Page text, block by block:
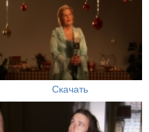
Скачать